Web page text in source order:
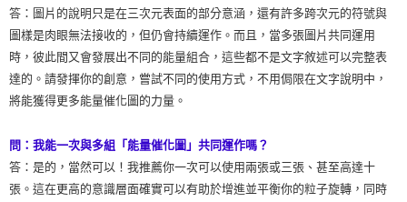
答：圖片的說明只是在三次元表面的部分意涵，還有許多跨次元的符號與
圖樣是肉眼無法接收的，但仍會持續運作。而且，當多張圖片共同運用
時，彼此間又會發展出不同的能量組合，這些都不是文字敘述可以完整表
達的。請發揮你的創意，嘗試不同的使用方式，不用侷限在文字說明中，
將能獲得更多能量催化圖的力量。
問：我能一次與多組「能量催化圖」共同運作嗎？
答：是的，當然可以！我推薦你一次可以使用兩張或三張、甚至高達十
張。這在更高的意識層面確實可以有助於增進並平衡你的粒子旋轉，同時